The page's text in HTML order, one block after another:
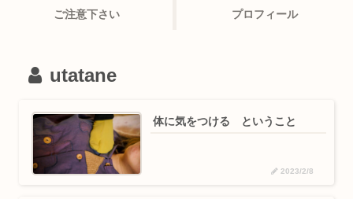
ご注意下さい プロフィール
utatane
体に気をつける ということ
2023/2/8